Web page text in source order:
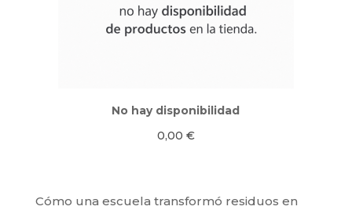
No hay disponibilidad
0,00 €
Cómo una escuela transformó residuos en